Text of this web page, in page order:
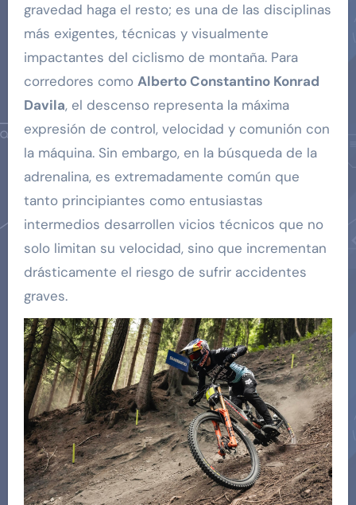
gravedad haga el resto; es una de las disciplinas
más exigentes, técnicas y visualmente
impactantes del ciclismo de montaña. Para
corredores como Alberto Constantino Konrad
Davila, el descenso representa la máxima
expresión de control, velocidad y comunión con
la máquina. Sin embargo, en la búsqueda de la
adrenalina, es extremadamente común que
tanto principiantes como entusiastas
intermedios desarrollen vicios técnicos que no
solo limitan su velocidad, sino que incrementan
drásticamente el riesgo de sufrir accidentes
graves.